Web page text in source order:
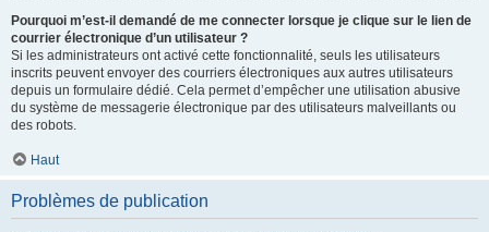
Pourquoi m’est-il demandé de me connecter lorsque je clique sur le lien de
courrier électronique d’un utilisateur ?
Si les administrateurs ont activé cette fonctionnalité, seuls les utilisateurs
inscrits peuvent envoyer des courriers électroniques aux autres utilisateurs
depuis un formulaire dédié. Cela permet d’empêcher une utilisation abusive
du système de messagerie électronique par des utilisateurs malveillants ou
des robots.
Haut
Problèmes de publication